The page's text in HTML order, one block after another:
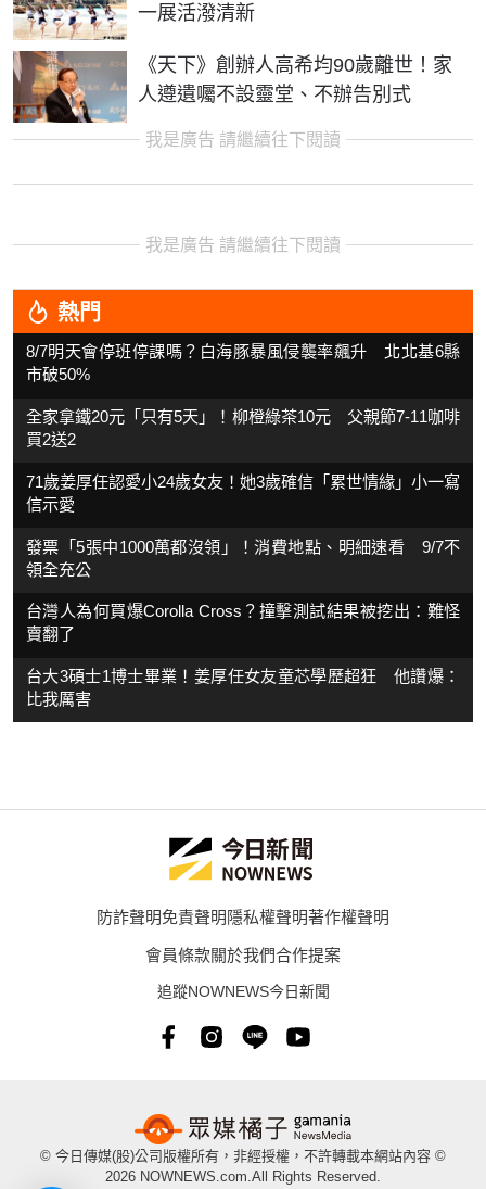
一展活潑清新
《天下》創辦人高希均90歲離世！家
人遵遺囑不設靈堂、不辦告別式
我是廣告 請繼續往下閱讀
我是廣告 請繼續往下閱讀
熱門
8/7明天會停班停課嗎？白海豚暴風侵襲率飆升 北北基6縣
市破50%
全家拿鐵20元「只有5天」！柳橙綠茶10元 父親節7-11咖啡
買2送2
71歲姜厚任認愛小24歲女友！她3歲確信「累世情緣」小一寫
信示愛
發票「5張中1000萬都沒領」！消費地點、明細速看 9/7不
領全充公
台灣人為何買爆Corolla Cross？撞擊測試結果被挖出：難怪
賣翻了
台大3碩士1博士畢業！姜厚任女友童芯學歷超狂 他讚爆：
比我厲害
防詐聲明免責聲明隱私權聲明著作權聲明
會員條款關於我們合作提案
追蹤NOWNEWS今日新聞
© 今日傳媒(股)公司版權所有，非經授權，不許轉載本網站內容 ©
2026 NOWNEWS.com.All Rights Reserved.